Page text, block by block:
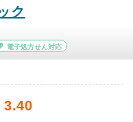
ク
電子処方せん対応
3.40